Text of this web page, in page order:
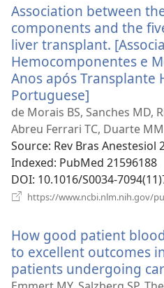
Association between
components and the
liver transplant.
Hemocomponentes e
Anos após Transplante
Portuguese]
у
новому
вікні)
de Morais BS, Sanches MD,
Abreu Ferrari TC, Duarte
Source‎: Rev Bras Anestesiol
Indexed‎: PubMed 21596188
DOI‎: 10.1016/S0034-
https://www.ncbi.nlm.nih.gov/
How good patient
to excellent outcomes
patients undergoing